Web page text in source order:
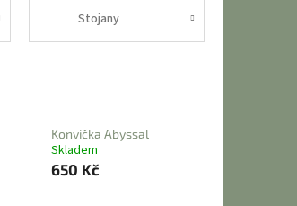
Stojany
Konvička Abyssal
Skladem
650 Kč